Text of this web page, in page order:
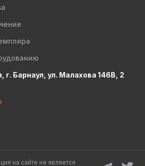
г. Барнаул, ул. Малахова 146В, 2
на сайте не является